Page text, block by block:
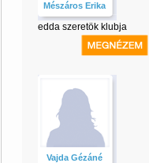
Mészáros Erika
edda szeretök klubja
Vajda Gézáné